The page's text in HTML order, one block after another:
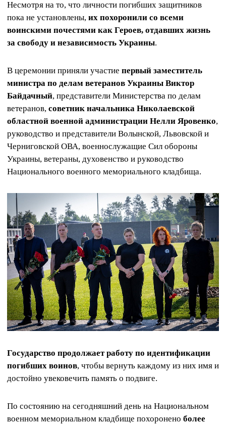
Несмотря на то, что личности погибших защитников
пока не установлены, их похоронили со всеми
воинскими почестями как Героев, отдавших жизнь
за свободу и независимость Украины.
В церемонии приняли участие первый заместитель
министра по делам ветеранов Украины Виктор
Байдачный, представители Министерства по делам
ветеранов, советник начальника Николаевской
областной военной администрации Нелли Яровенко,
руководство и представители Волынской, Львовской и
Черниговской ОВА, военнослужащие Сил обороны
Украины, ветераны, духовенство и руководство
Национального военного мемориального кладбища.
Государство продолжает работу по идентификации
погибших воинов, чтобы вернуть каждому из них имя и
достойно увековечить память о подвиге.
По состоянию на сегодняшний день на Национальном
военном мемориальном кладбище похоронено более